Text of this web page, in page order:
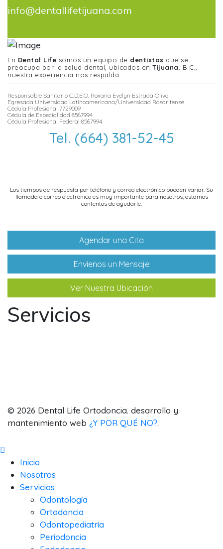
info@dentallifetijuana.com
En Dental Life somos un equipo de dentistas que se
preocupa por la salud dental, ubicados en Tijuana , B.C.,
nuestra experiencia nos respalda.
Responsable Sanitario C.D.E.O. Roxana Evelyn Estrada Olivo
Egresada Universidad Latinoamericana/Universidad Rosaritense
Cédula Profesional 7729009
Cédula de Especialidad 8567994
Cédula Profesional Federal 8567994
Tel. (664) 381-52-45
Los tiempos de respuesta por teléfono y correo electrónico pueden variar. Su
llamada o correo electrónico es muy importante para nosotros, estamos
contentos de ayudarle.
Agendar una Cita
Envíenos un Mensaje
Ver Nuestra Ubicación
Servicios
© 2026 Dental Life Ortodoncia. desarrollo y
mantenimiento web ¿Y POR QUÉ NO?.
Inicio
Nosotros
Servicios
Odontología
Ortodoncia
Odontopediatría
Periodoncia